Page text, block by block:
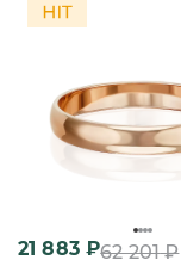
21 883₽62 201₽